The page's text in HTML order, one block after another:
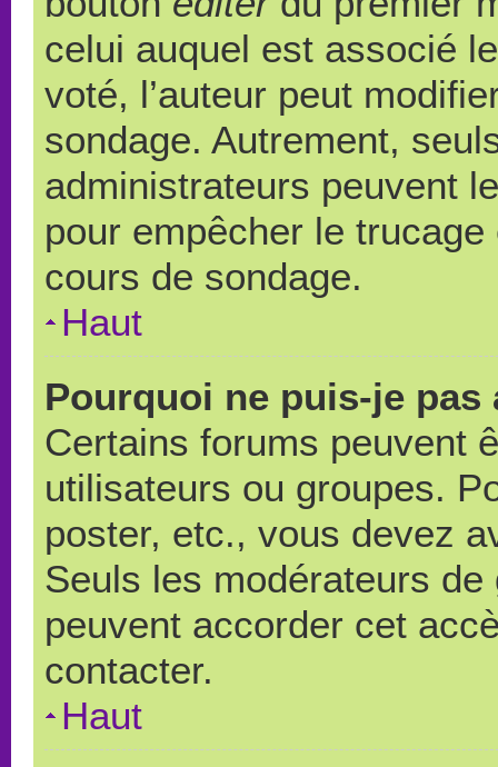
celui auquel est associé
voté, l’auteur peut
sondage. Autrement,
administrateurs peuvent
pour empêcher le
cours de sondage.
Haut
Pourquoi ne puis-je
Certains forums peuvent
utilisateurs ou groupes.
poster, etc., vous devez
Seuls les modérateurs
peuvent accorder cet
contacter.
Haut